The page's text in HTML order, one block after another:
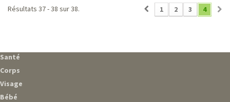
1 2 3 4
Résultats 37 - 38 sur 38.
Santé
Corps
Visage
Bébé